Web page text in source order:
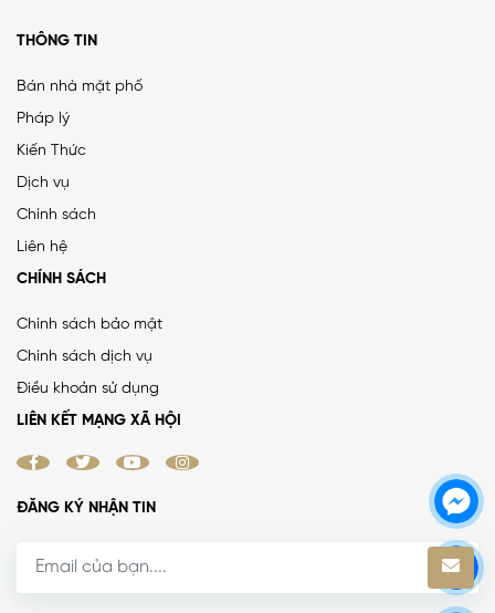
PHÂN LÔ LẠC TRUNG 2 Ô TÔ DỪNG ĐỖ, VỈA HÈ, DÂN XÂY
MẶT ĐƯỜNG VÀNH ĐAI 1, LÔ GÓC, MẶT TIỀN 8.8M, ĐƯỜNG
•
La Thành
THÔNG TIN
Bán nhà mặt phố
Pháp lý
Kiến Thức
Dịch vụ
Chính sách
Liên hệ
CHÍNH SÁCH
Chính sách bảo mật
Chính sách dịch vụ
Điều khoản sử dụng
LIÊN KẾT MẠNG XÃ HỘI
ĐĂNG KÝ NHẬN TIN